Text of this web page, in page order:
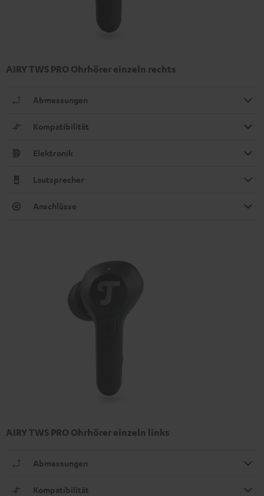
AIRY TWS PRO Ohrhörer einzeln rechts
Abmessungen
Kompatibilität
Elektronik
Lautsprecher
Anschlüsse
AIRY TWS PRO Ohrhörer einzeln links
Abmessungen
Kompatibilität